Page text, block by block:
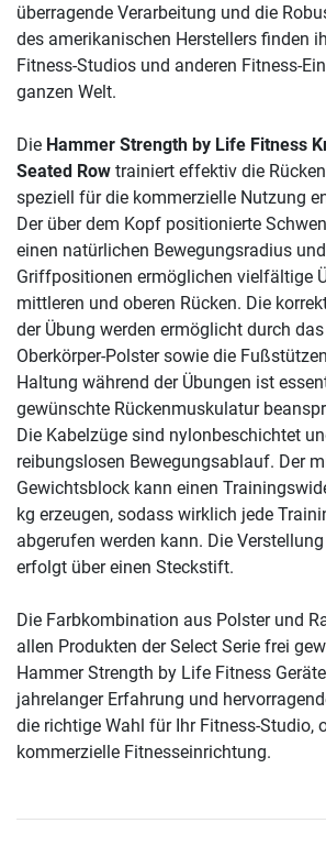
überragende Verarbeitung und die
des amerikanischen Herstellers finden
Fitness-Studios und anderen Fitness-
ganzen Welt.
Die Hammer Strength by Life Fitness
Seated Row trainiert effektiv die
speziell für die kommerzielle Nutzung
Der über dem Kopf positionierte
einen natürlichen Bewegungsradius
Griffpositionen ermöglichen vielfältige
mittleren und oberen Rücken. Die
der Übung werden ermöglicht durch
Oberkörper-Polster sowie die
Haltung während der Übungen ist
gewünschte Rückenmuskulatur
Die Kabelzüge sind nylonbeschichtet
reibungslosen Bewegungsablauf. Der
Gewichtsblock kann einen
kg erzeugen, sodass wirklich jede
abgerufen werden kann. Die
erfolgt über einen Steckstift.
Die Farbkombination aus Polster und
allen Produkten der Select Serie frei
Hammer Strength by Life Fitness
jahrelanger Erfahrung und
die richtige Wahl für Ihr Fitness-Studio,
kommerzielle Fitnesseinrichtung.